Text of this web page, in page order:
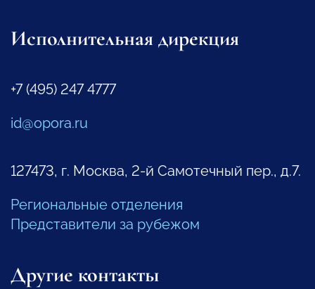
Исполнительная дирекция
+7 (495) 247 4777
id@opora.ru
127473, г. Москва, 2-й Самотечный пер., д.7.
Региональные отделения
Представители за рубежом
Другие контакты